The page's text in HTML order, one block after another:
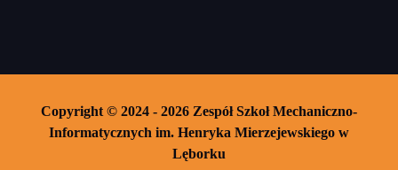
Copyright © 2024 - 2026 Zespół Szkoł Mechaniczno-
Informatycznych im. Henryka Mierzejewskiego w
Lęborku